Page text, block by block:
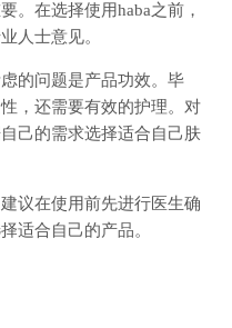
。在选择使用haba之前，
人士意见。
的问题是产品功效。毕
，还需要有效的护理。对
己的需求选择适合自己肤
议在使用前先进行医生确
适合自己的产品。